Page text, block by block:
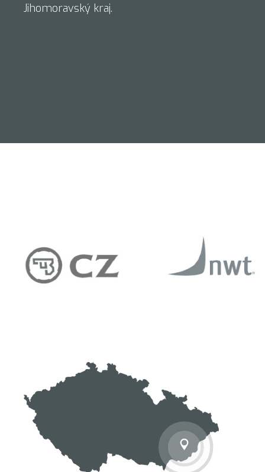
Jihomoravský kraj.